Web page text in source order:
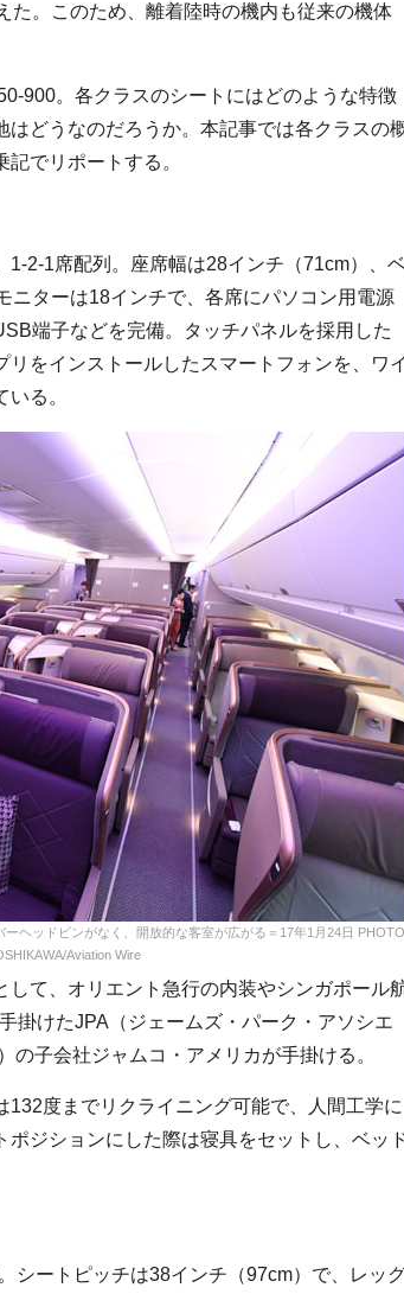
た。このため、離着陸時の機内も従来の機体
900。各クラスのシートにはどのような特徴
どうなのだろうか。本記事では各クラスの
でリポートする。
2-1席配列。座席幅は28インチ（71cm）、
ニターは18インチで、各席にパソコン用電源
端子などを完備。タッチパネルを採用した
をインストールしたスマートフォンを、ワイ
る。
ヘッドビンがなく、開放的な客室が広がる＝17年1月24日
Aviation Wire
て、オリエント急行の内装やシンガポール
掛けたJPA（ジェームズ・パーク・アソシエ
子会社ジャムコ・アメリカが手掛ける。
度までリクライニング可能で、人間工学に
ジションにした際は寝具をセットし、ベッ
シートピッチは38インチ（97cm）で、レッ